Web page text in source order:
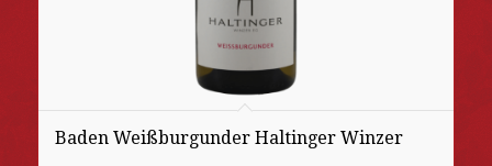
Baden Weißburgunder Haltinger Winzer